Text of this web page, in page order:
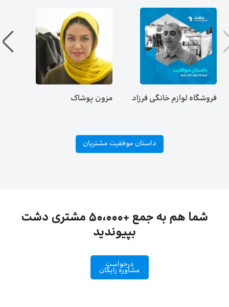
فروشگاه لوازم خانگی فرزاد مزون پوشاک
داستان موفقیت مشتریان
شما هم به جمع +50،000 مشتری دشت
بپیوندید
درخواست
مشاوره رایگان